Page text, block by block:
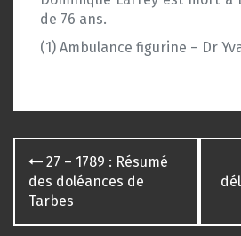
de 76 ans.
(1) Ambulance figurine – Dr
Navigation
des
articles
27 – 1789 : Résumé
des doléances de
Tarbes